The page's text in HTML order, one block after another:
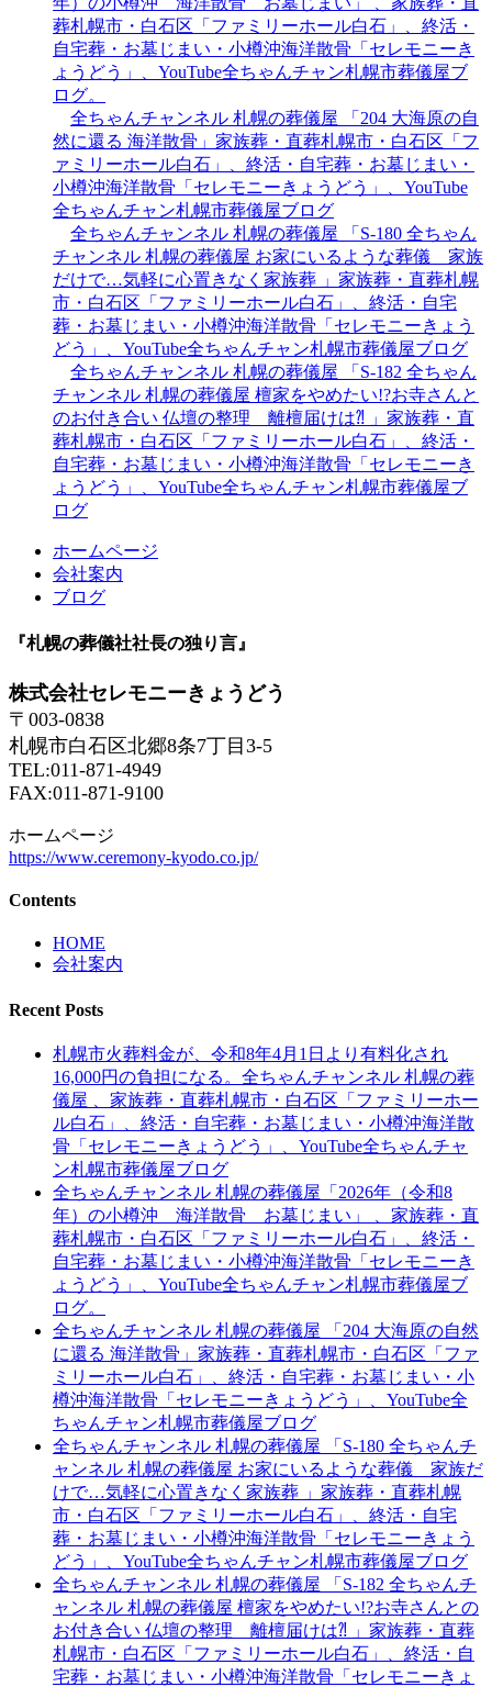
葬札幌市・白石区「ファミリーホール白石」、終活・
自宅葬・お墓じまい・小樽沖海洋散骨「セレモニーき
ょうどう」、YouTube全ちゃんチャン札幌市葬儀屋ブ
ログ。
全ちゃんチャンネル 札幌の葬儀屋 「204 大海原の自
然に還る 海洋散骨」家族葬・直葬札幌市・白石区「フ
ァミリーホール白石」、終活・自宅葬・お墓じまい・
小樽沖海洋散骨「セレモニーきょうどう」、YouTube
全ちゃんチャン札幌市葬儀屋ブログ
全ちゃんチャンネル 札幌の葬儀屋 「S-180 全ちゃん
チャンネル 札幌の葬儀屋 お家にいるような葬儀 家族
だけで…気軽に心置きなく家族葬 」家族葬・直葬札幌
市・白石区「ファミリーホール白石」、終活・自宅
葬・お墓じまい・小樽沖海洋散骨「セレモニーきょう
どう」、YouTube全ちゃんチャン札幌市葬儀屋ブログ
全ちゃんチャンネル 札幌の葬儀屋 「S-182 全ちゃん
チャンネル 札幌の葬儀屋 檀家をやめたい!?お寺さんと
のお付き合い 仏壇の整理 離檀届けは⁈ 」家族葬・直
葬札幌市・白石区「ファミリーホール白石」、終活・
自宅葬・お墓じまい・小樽沖海洋散骨「セレモニーき
ょうどう」、YouTube全ちゃんチャン札幌市葬儀屋ブ
ログ
ホームページ
会社案内
ブログ
『札幌の葬儀社社長の独り言』
株式会社セレモニーきょうどう
〒003-0838
札幌市白石区北郷8条7丁目3-5
TEL:011-871-4949
FAX:011-871-9100
ホームページ
https://www.ceremony-kyodo.co.jp/
Contents
HOME
会社案内
Recent Posts
札幌市火葬料金が、令和8年4月1日より有料化され
16,000円の負担になる。全ちゃんチャンネル 札幌の葬
儀屋 、家族葬・直葬札幌市・白石区「ファミリーホー
ル白石」、終活・自宅葬・お墓じまい・小樽沖海洋散
骨「セレモニーきょうどう」、YouTube全ちゃんチャ
ン札幌市葬儀屋ブログ
全ちゃんチャンネル 札幌の葬儀屋「2026年（令和8
年）の小樽沖 海洋散骨 お墓じまい」 、家族葬・直
葬札幌市・白石区「ファミリーホール白石」、終活・
自宅葬・お墓じまい・小樽沖海洋散骨「セレモニーき
ょうどう」、YouTube全ちゃんチャン札幌市葬儀屋ブ
ログ。
全ちゃんチャンネル 札幌の葬儀屋 「204 大海原の自然
に還る 海洋散骨」家族葬・直葬札幌市・白石区「ファ
ミリーホール白石」、終活・自宅葬・お墓じまい・小
樽沖海洋散骨「セレモニーきょうどう」、YouTube全
ちゃんチャン札幌市葬儀屋ブログ
全ちゃんチャンネル 札幌の葬儀屋 「S-180 全ちゃんチ
ャンネル 札幌の葬儀屋 お家にいるような葬儀 家族だ
けで…気軽に心置きなく家族葬 」家族葬・直葬札幌
市・白石区「ファミリーホール白石」、終活・自宅
葬・お墓じまい・小樽沖海洋散骨「セレモニーきょう
どう」、YouTube全ちゃんチャン札幌市葬儀屋ブログ
全ちゃんチャンネル 札幌の葬儀屋 「S-182 全ちゃんチ
ャンネル 札幌の葬儀屋 檀家をやめたい!?お寺さんとの
お付き合い 仏壇の整理 離檀届けは⁈ 」家族葬・直葬
札幌市・白石区「ファミリーホール白石」、終活・自
宅葬・お墓じまい・小樽沖海洋散骨「セレモニーきょ